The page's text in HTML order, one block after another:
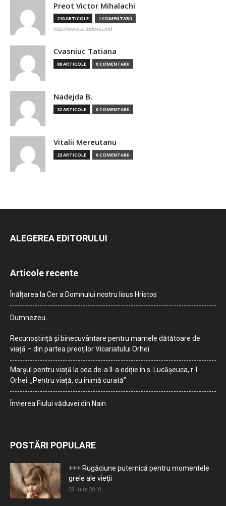
Preot Victor Mihalachi
210 ARTICOLE 1 COMENTARII
http://www.ortodoxia.md
Cvasniuc Tatiana
88 ARTICOLE 0 COMENTARII
Nadejda B.
32 ARTICOLE 0 COMENTARII
Vitalii Mereutanu
23 ARTICOLE 0 COMENTARII
ALEGEREA EDITORULUI
Articole recente
Înălțarea la Cer a Domnului nostru Iisus Hristos
Dumnezeu…
Recunoștință și binecuvântare pentru mamele dătătoare de
viață – din partea preoților Vicariatului Orhei
Marșul pentru viață la cea de-a II-a ediție în s. Lucășeuca, r-l
Orhei: „Pentru viață, cu inimă curată”
Învierea Fiului văduvei din Nain
POSTĂRI POPULARE
+++ Rugăciune puternică pentru momentele
grele ale vieţii
28 iulie 2010